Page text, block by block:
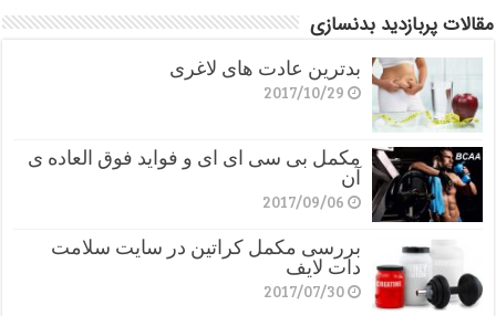
مقالات پربازدید بدنسازی
بدترین عادت های لاغری
2017/10/29
مکمل بی سی ای ای و فواید فوق العاده ی
آن
2017/09/06
بررسی مکمل کراتین در سایت سلامت
دات لایف
2017/07/30